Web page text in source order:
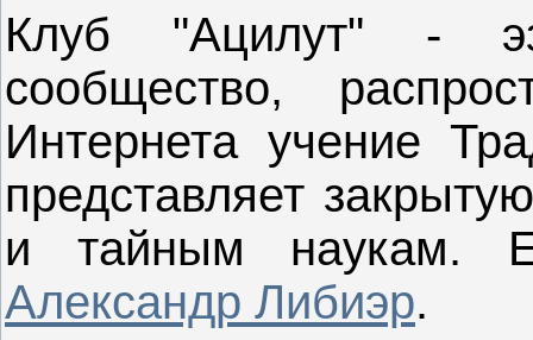
Клуб "Ацилут" -
сообщество,
Интернета учение
представляет
и тайным наукам.
Александр Либиэр.